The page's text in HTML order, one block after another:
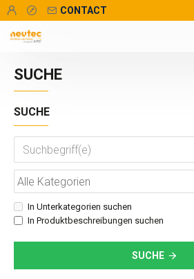
CONTACT
SUCHE
SUCHE
In Unterkategorien suchen
In Produktbeschreibungen suchen
SUCHE